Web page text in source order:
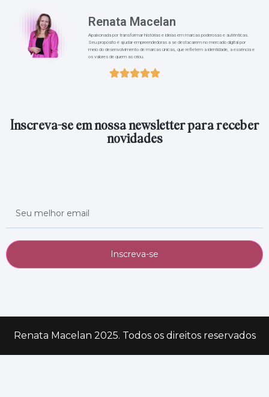
Renata Macelan
Apaixonada por transformar histórias e ideias em marcas poderosas e autênticas.
Seu propósito é ajudar empreendedoras a se destacarem no mercado digital por
meio do desenvolvimento de marcas únicas, que refletem a identidade, a essência e
os valores de quem as criou.
Inscreva-se em nossa newsletter para receber
novidades
Inscreva-se
Renata Macelan 2025. Todos os direitos reservados